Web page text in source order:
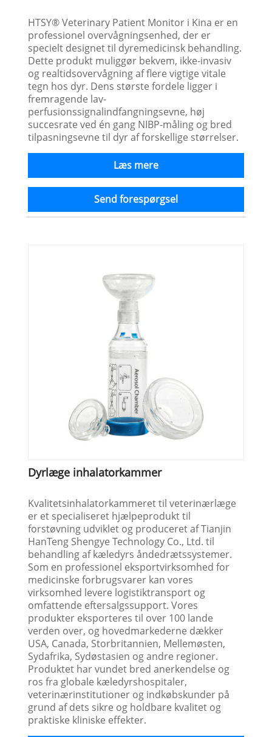
HTSY® Veterinary Patient Monitor i Kina er en
professionel overvågningsenhed, der er
specielt designet til dyremedicinsk behandling.
Dette produkt muliggør bekvem, ikke-invasiv
og realtidsovervågning af flere vigtige vitale
tegn hos dyr. Dens største fordele ligger i
fremragende lav-
perfusionssignalindfangningsevne, høj
succesrate ved én gang NIBP-måling og bred
tilpasningsevne til dyr af forskellige størrelser.
Læs mere
Send forespørgsel
Dyrlæge inhalatorkammer
Kvalitetsinhalatorkammeret til veterinærlæge
er et specialiseret hjælpeprodukt til
forstøvning udviklet og produceret af Tianjin
HanTeng Shengye Technology Co., Ltd. til
behandling af kæledyrs åndedrætssystemer.
Som en professionel eksportvirksomhed for
medicinske forbrugsvarer kan vores
virksomhed levere logistiktransport og
omfattende eftersalgssupport. Vores
produkter eksporteres til over 100 lande
verden over, og hovedmarkederne dækker
USA, Canada, Storbritannien, Mellemøsten,
Sydafrika, Sydøstasien og andre regioner.
Produktet har vundet bred anerkendelse og
ros fra globale kæledyrshospitaler,
veterinærinstitutioner og indkøbskunder på
grund af dets sikre og holdbare kvalitet og
praktiske kliniske effekter.